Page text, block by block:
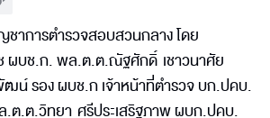
าการตำรวจสอบสวนกลาง โดย
ผบช.ก. พล.ต.ต.ณัฐศักดิ์ เชาวนาศัย
รอง ผบช.ก เจ้าหน้าที่ตำรวจ บก.ปคบ.
.ต.ต.วิทยา ศรีประเสริฐภาพ ผบก.ปคบ.